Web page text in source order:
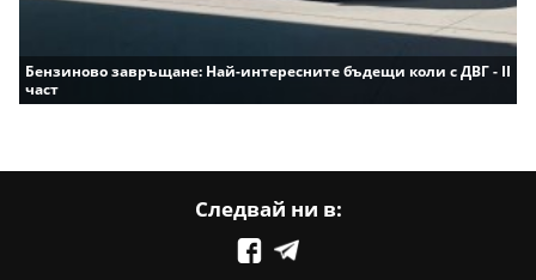
Бензиново завръщане: Най-интересните бъдещи коли с ДВГ - II
част
Следвай ни в: